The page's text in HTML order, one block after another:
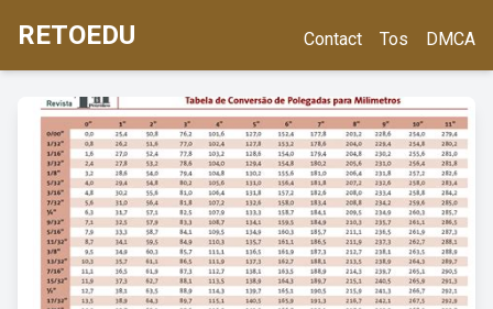
RETOEDU Contact Tos DMCA